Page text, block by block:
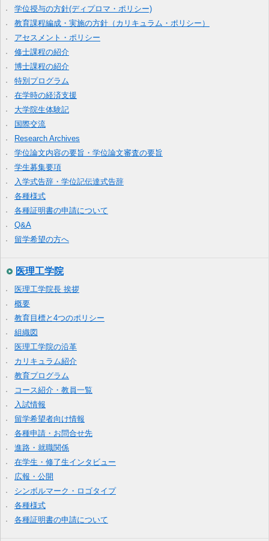
学位授与の方針(ディプロマ・ポリシー)
教育課程編成・実施の方針（カリキュラム・ポリシー）
アセスメント・ポリシー
修士課程の紹介
博士課程の紹介
特別プログラム
在学時の経済支援
大学院生体験記
国際交流
Research Archives
学位論文内容の要旨・学位論文審査の要旨
学生募集要項
入学式告辞・学位記伝達式告辞
各種様式
各種証明書の申請について
Q&A
留学希望の方へ
医理工学院
医理工学院長 挨拶
概要
教育目標と4つのポリシー
組織図
医理工学院の沿革
カリキュラム紹介
教育プログラム
コース紹介・教員一覧
入試情報
留学希望者向け情報
各種申請・お問合せ先
進路・就職関係
在学生・修了生インタビュー
広報・公開
シンボルマーク・ロゴタイプ
各種様式
各種証明書の申請について